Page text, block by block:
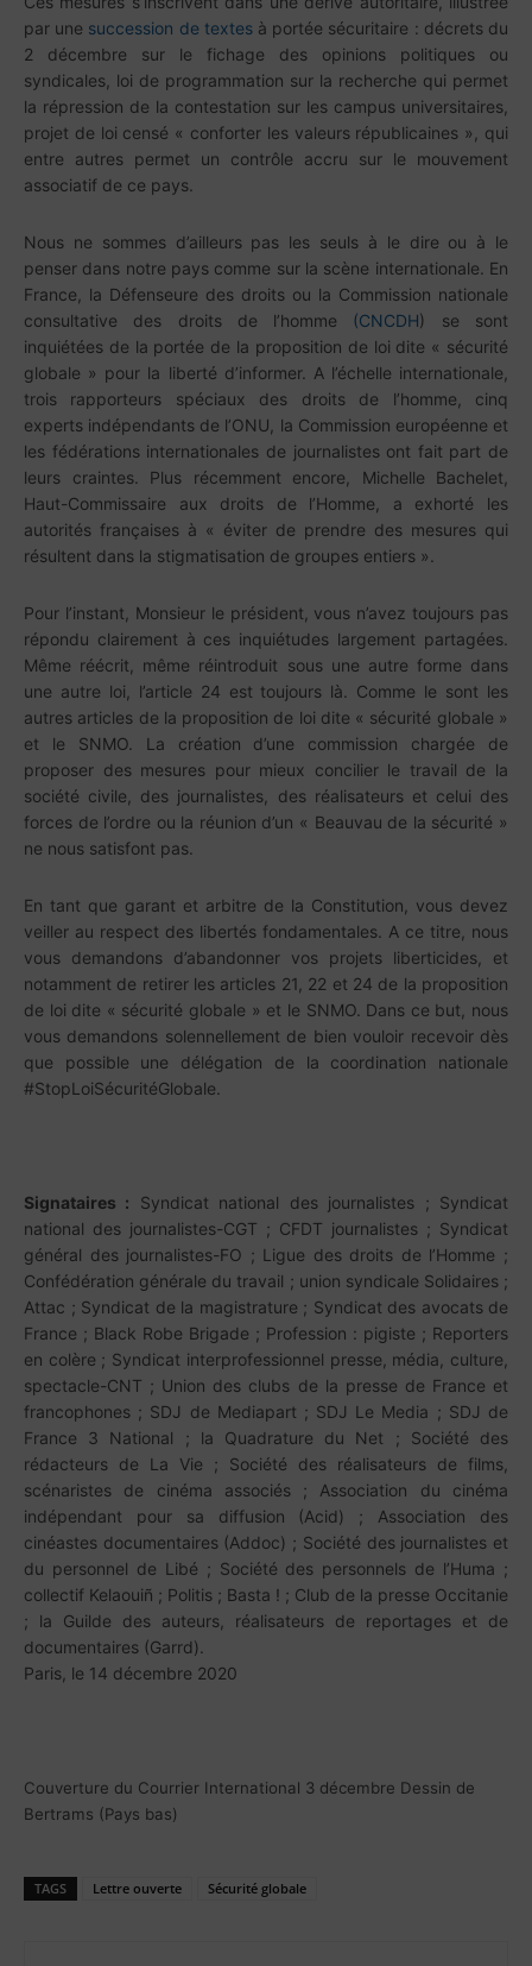
par une succession de textesà portée sécuritaire : décrets du
2 décembre sur le fichage des opinions politiques ou
syndicales, loi de programmation sur la recherche qui permet
la répression de la contestation sur les campus universitaires,
projet de loi censé « conforter les valeurs républicaines », qui
entre autres permet un contrôle accru sur le mouvement
associatif de ce pays.
Nous ne sommes d’ailleurs pas les seuls à le dire ou à le
penser dans notre pays comme sur la scène internationale. En
France, la Défenseure des droits ou la Commission nationale
consultative des droits de l’homme (CNCDH) se sont
inquiétées de la portée de la proposition de loi dite « sécurité
globale » pour la liberté d’informer. A l’échelle internationale,
trois rapporteurs spéciaux des droits de l’homme, cinq
experts indépendants de l’ONU, la Commission européenne et
les fédérations internationales de journalistes ont fait part de
leurs craintes. Plus récemment encore, Michelle Bachelet,
Haut-Commissaire aux droits de l’Homme, a exhorté les
autorités françaises à « éviter de prendre des mesures qui
résultent dans la stigmatisation de groupes entiers ».
Pour l’instant, Monsieur le président, vous n’avez toujours pas
répondu clairement à ces inquiétudes largement partagées.
Même réécrit, même réintroduit sous une autre forme dans
une autre loi, l’article 24 est toujours là. Comme le sont les
autres articles de la proposition de loi dite « sécurité globale »
et le SNMO. La création d’une commission chargée de
proposer des mesures pour mieux concilier le travail de la
société civile, des journalistes, des réalisateurs et celui des
forces de l’ordre ou la réunion d’un « Beauvau de la sécurité »
ne nous satisfont pas.
En tant que garant et arbitre de la Constitution, vous devez
veiller au respect des libertés fondamentales. A ce titre, nous
vous demandons d’abandonner vos projets liberticides, et
notamment de retirer les articles 21, 22 et 24 de la proposition
de loi dite « sécurité globale » et le SNMO. Dans ce but, nous
vous demandons solennellement de bien vouloir recevoir dès
que possible une délégation de la coordination nationale
#StopLoiSécuritéGlobale.
Signataires : Syndicat national des journalistes ; Syndicat
national des journalistes-CGT ; CFDT journalistes ; Syndicat
général des journalistes-FO ; Ligue des droits de l’Homme ;
Confédération générale du travail ; union syndicale Solidaires ;
Attac ; Syndicat de la magistrature ; Syndicat des avocats de
France ; Black Robe Brigade ; Profession : pigiste ; Reporters
en colère ; Syndicat interprofessionnel presse, média, culture,
spectacle-CNT ; Union des clubs de la presse de France et
francophones ; SDJ de Mediapart ; SDJ Le Media ; SDJ de
France 3 National ; la Quadrature du Net ; Société des
rédacteurs de La Vie ; Société des réalisateurs de films,
scénaristes de cinéma associés ; Association du cinéma
indépendant pour sa diffusion (Acid) ; Association des
cinéastes documentaires (Addoc) ; Société des journalistes et
du personnel de Libé ; Société des personnels de l’Huma ;
collectif Kelaouiñ ; Politis ; Basta ! ; Club de la presse Occitanie
; la Guilde des auteurs, réalisateurs de reportages et de
documentaires (Garrd).
Paris, le 14 décembre 2020
Couverture du Courrier International 3 décembre Dessin de
Bertrams (Pays bas)
TAGS Lettre ouverte Sécurité globale